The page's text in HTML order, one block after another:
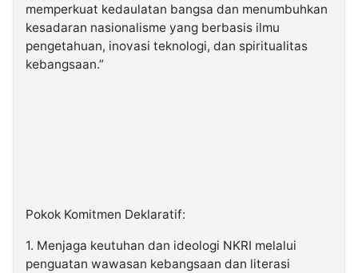
memperkuat kedaulatan bangsa dan menumbuhkan
kesadaran nasionalisme yang berbasis ilmu
pengetahuan, inovasi teknologi, dan spiritualitas
kebangsaan.”
Pokok Komitmen Deklaratif:
1. Menjaga keutuhan dan ideologi NKRI melalui
penguatan wawasan kebangsaan dan literasi